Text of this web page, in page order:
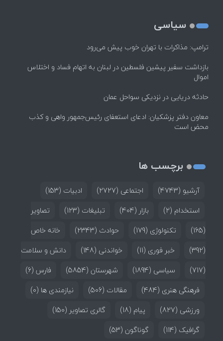
سیاسی
ترامپ: مذاکرات با تهران خوب پیش می‌رود
بازداشت سفیر پیشین فلسطین در لبنان به اتهام فساد و اختلاس
اموال
حادثه دریایی در نزدیکی سواحل عمان
معاون دفتر پزشکیان: ادعای استعفای رئیس‌جمهور واهی و کذب
محض است
برچسب ها
آرشیو (4743) اجتماعی (2727) ادبیات (153)
استخدام (2) بازار (404) تبلیغات (123)
تصاویر
(165)
تکنولوژی (179) حوادث (2343)
خانه خاص
(392)
خبر فوری (11) خواندنی (148)
دانش و سلامت
(717)
سیاسی (1894) شهرستان (5854) فارس (6)
فرهنگی هنری (484) مقالات (506) نیازمندی ها (0)
ورزشی (827) پیام (18) گالری تصاویر (150)
گرافیک (114) گوناگون (53)